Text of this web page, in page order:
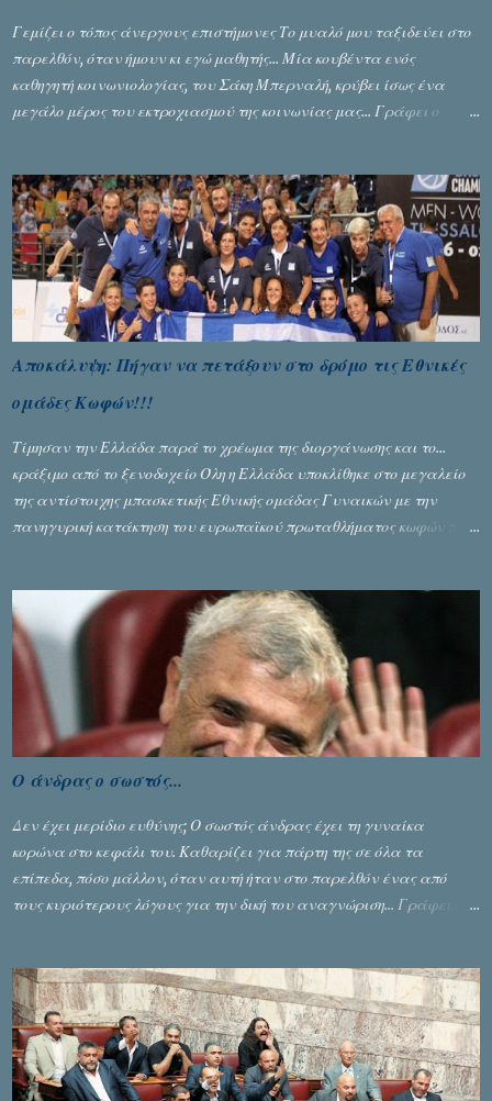
Γεμίζει ο τόπος άνεργους επιστήμονες Το μυαλό μου ταξιδεύει στο
παρελθόν, όταν ήμουν κι εγώ μαθητής... Μία κουβέντα ενός
καθηγητή κοινωνιολογίας, του Σάκη Μπερναλή, κρύβει ίσως ένα
μεγάλο μέρος του εκτροχιασμού της κοινωνίας μας... Γράφει ο
Αποκάλυψη: Πήγαν να πετάξουν στο δρόμο τις Εθνικές
ομάδες Κωφών!!!
Τίμησαν την Ελλάδα παρά το χρέωμα της διοργάνωσης και το...
κράξιμο από το ξενοδοχείο Όλη η Ελλάδα υποκλίθηκε στο μεγαλείο
της αντίστοιχης μπασκετικής Εθνικής ομάδας Γυναικών με την
πανηγυρική κατάκτηση του ευρωπαϊκού πρωταθλήματος κωφών που
Ζέρβα με την πορεία τους που ολοκληρώθηκε με τη νίκη τους στον
τελικό επί της Λιθουανίας, υπάρχουν και τα δυσάρεστα. Τα πολύ
δυσάρεστα...
Ο άνδρας ο σωστός...
Δεν έχει μερίδιο ευθύνης; Ο σωστός άνδρας έχει τη γυναίκα
κορώνα στο κεφάλι του. Καθαρίζει για πάρτη της σε όλα τα
επίπεδα, πόσο μάλλον, όταν αυτή ήταν στο παρελθόν ένας από
τους κυριότερους λόγους για την δική του αναγνώριση... Γράφει ο